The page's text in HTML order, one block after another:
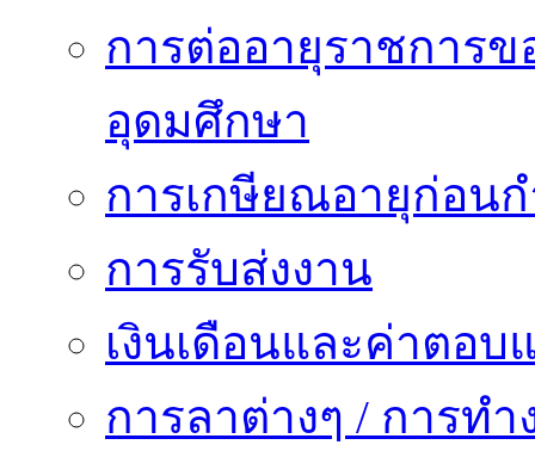
การต่ออายุราชการ
อุดมศึกษา
การเกษียณอายุก่อน
การรับส่งงาน
เงินเดือนและค่าตอบ
การลาต่างๆ / การทำ